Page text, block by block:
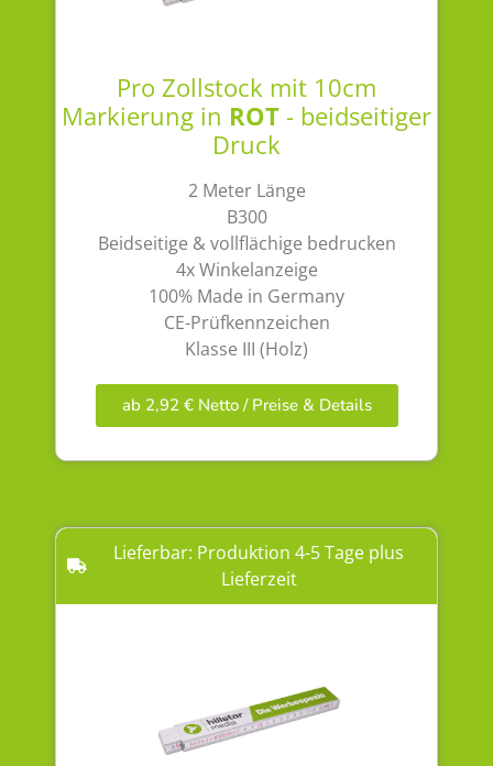
Pro Zollstock mit 10cm
Markierung in ROT- beidseitiger
Druck
2 Meter Länge
B300
Beidseitige & vollflächige bedrucken
4x Winkelanzeige
100% Made in Germany
CE-Prüfkennzeichen
Klasse III (Holz)
ab 2,92 € Netto / Preise & Details
Lieferbar: Produktion 4-5 Tage plus
Lieferzeit